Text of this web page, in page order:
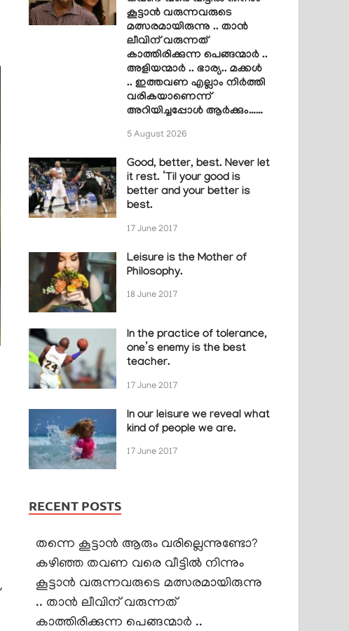
കൂട്ടാൻ വരുന്നവരുടെ
മത്സരമായിരുന്നു .. താൻ
ലീവിന് വരുന്നത്
കാത്തിരിക്കുന്ന പെങ്ങന്മാർ ..
അളിയന്മാർ .. ഭാര്യ.. മക്കൾ
.. ഇത്തവണ എല്ലാം നിർത്തി
വരികയാണെന്ന്
അറിയിച്ചപ്പോൾ ആർക്കും……
5 August 2026
Good, better, best. Never let
it rest. ‘Til your good is
better and your better is
best.
17 June 2017
Leisure is the Mother of
Philosophy.
18 June 2017
In the practice of tolerance,
one’s enemy is the best
teacher.
17 June 2017
In our leisure we reveal what
kind of people we are.
17 June 2017
RECENT POSTS
തന്നെ കൂട്ടാൻ ആരും വരില്ലെന്നുണ്ടോ?
കഴിഞ്ഞ തവണ വരെ വീട്ടിൽ നിന്നും
കൂട്ടാൻ വരുന്നവരുടെ മത്സരമായിരുന്നു
.. താൻ ലീവിന് വരുന്നത്
കാത്തിരിക്കുന്ന പെങ്ങന്മാർ ..